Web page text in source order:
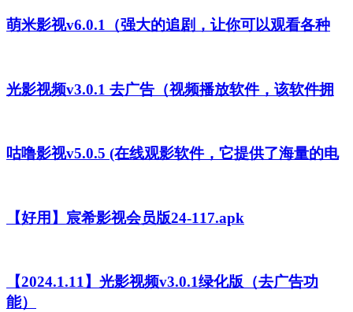
萌米影视v6.0.1（强大的追剧，让你可以观看各种
光影视频v3.0.1 去广告（视频播放软件，该软件拥
咕噜影视v5.0.5 (在线观影软件，它提供了海量的电
【好用】宸希影视会员版24-117.apk
【2024.1.11】光影视频v3.0.1绿化版（去广告功
能）